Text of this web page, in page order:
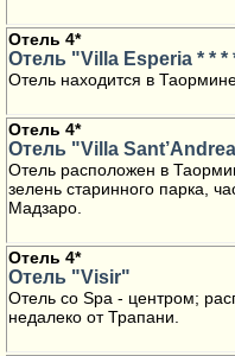
Отель 4*
Отель "Villa Esperia * * *
Отель находится в
Отель 4*
Отель "Villa
Отель расположен в
зелень старинного парка,
Мадзаро.
Отель 4*
Отель "Visir"
Отель со Spa - центром;
недалеко от Трапани.